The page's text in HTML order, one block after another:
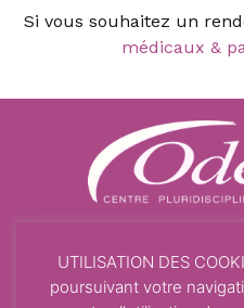
Si vous souhaitez un
médicaux &
Mentions légales
UTILISATION DES
poursuivant votre